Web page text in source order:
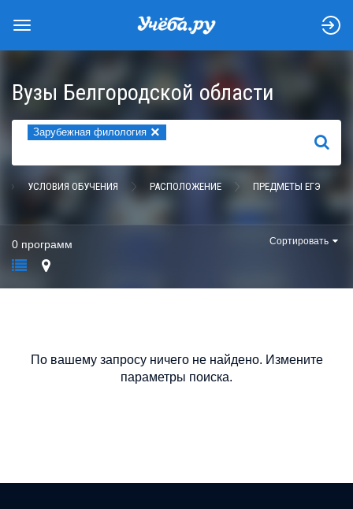
Вузы Белгородской области
Зарубежная филология ×
НАЙТИ
УСЛОВИЯ ОБУЧЕНИЯ РАСПОЛОЖЕНИЕ ПРЕДМЕТЫ ЕГЭ
0 программ Сортировать
По вашему запросу ничего не найдено. Измените
параметры поиска.